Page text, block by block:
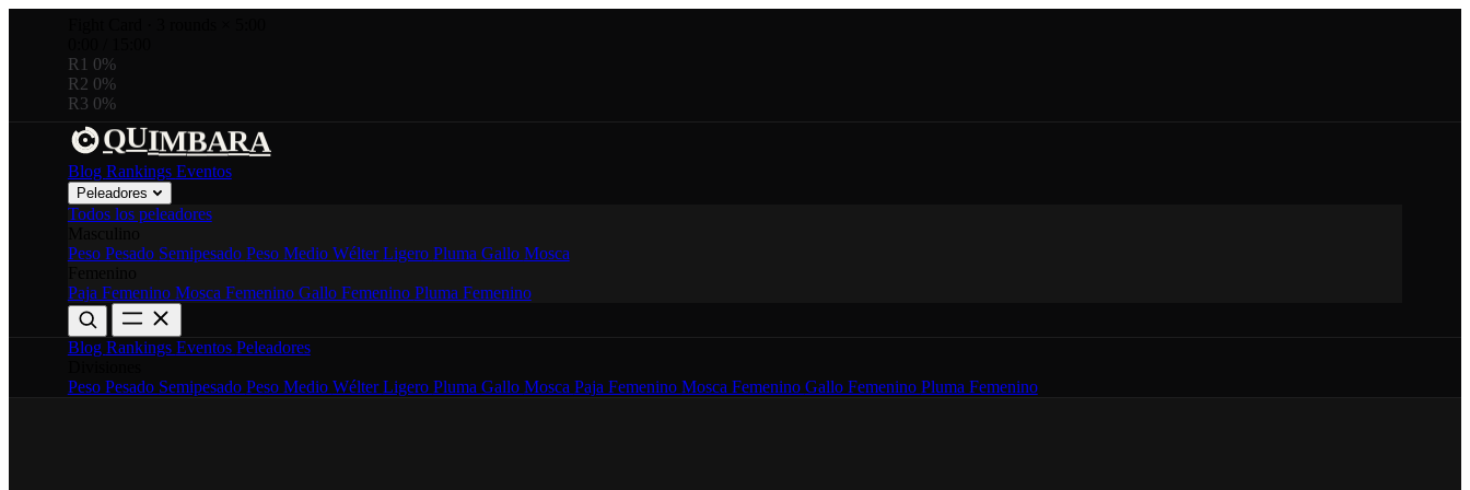
R1 0%
R2 0%
R3 0%
QUIMBARA
Blog Rankings Eventos
Peleadores
Todos los peleadores
Peso Pesado Semipesado Peso Medio WélterLigero Pluma Gallo Mosca
Paja Femenino Mosca Femenino Gallo Femenino Pluma Femenino
Blog Rankings Eventos Peleadores
Peso Pesado Semipesado Peso Medio WélterLigero Pluma Gallo Mosca Paja Femenino Mosca Femenino Gallo Femenino Pluma Femenino